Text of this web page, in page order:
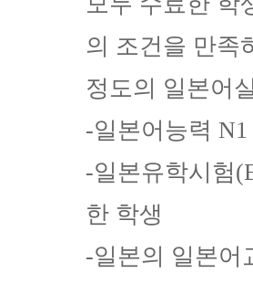
의 조건을 만족
정도의 일본어
-일본어능력
-일본유학시험
한 학생
-일본의 일본어